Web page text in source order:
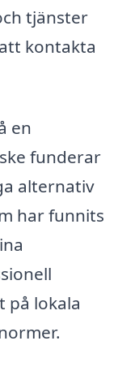
tjänster
kontakta
en
funderar
alternativ
har funnits
på lokala